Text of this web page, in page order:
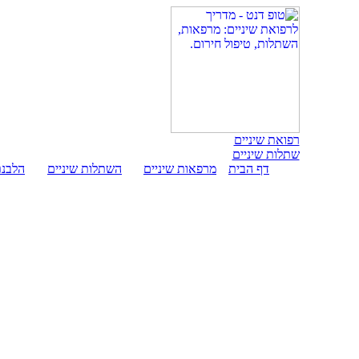
רפואת שיניים
שתלות שיניים
דף הבית
מרפאות שיניים השתלות שיניים